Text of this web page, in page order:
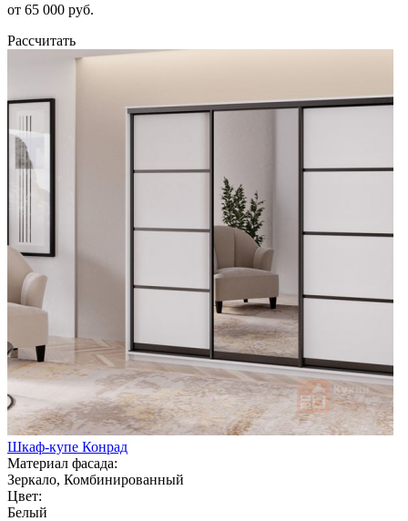
от 65 000 руб.
Рассчитать
Шкаф-купе Конрад
Материал фасада:
Зеркало, Комбинированный
Цвет:
Белый